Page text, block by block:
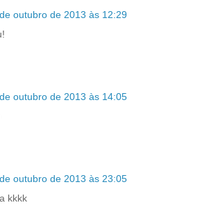
outubro de 2013 às 12:29
outubro de 2013 às 14:05
outubro de 2013 às 23:05
kkkk